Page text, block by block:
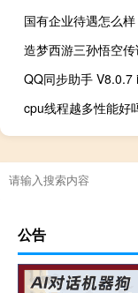
国有企业待遇怎么样
公告